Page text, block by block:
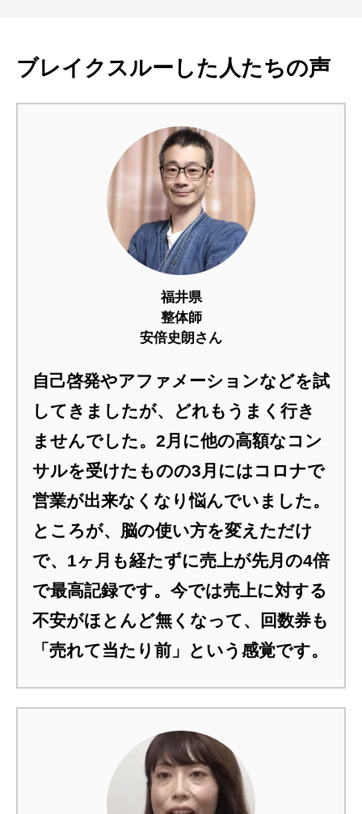
ブレイクスルーした人たちの声
福井県
整体師
安倍史朗さん
自己啓発やアファメーションなどを試
してきましたが、どれもうまく行き
ませんでした。2月に他の高額なコン
サルを受けたものの3月にはコロナで
営業が出来なくなり悩んでいました。
ところが、脳の使い方を変えただけ
で、1ヶ月も経たずに売上が先月の4倍
で最高記録です。今では売上に対する
不安がほとんど無くなって、回数券も
「売れて当たり前」という感覚です。